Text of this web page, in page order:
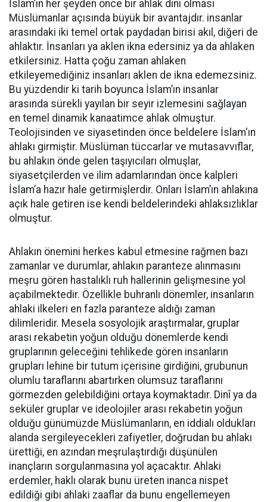
İslam’ın her şeyden önce bir ahlak dini olması
Müslümanlar açısında büyük bir avantajdır. insanlar
arasındaki iki temel ortak paydadan birisi akıl, diğeri de
ahlaktır. İnsanları ya aklen ikna edersiniz ya da ahlaken
etkilersiniz. Hatta çoğu zaman ahlaken
etkileyemediğiniz insanları aklen de ikna edemezsiniz.
Bu yüzdendir ki tarih boyunca İslam’ın insanlar
arasında sürekli yayılan bir seyir izlemesini sağlayan
en temel dinamik kanaatimce ahlak olmuştur.
Teolojisinden ve siyasetinden önce beldelere İslam'ın
ahlakı girmiştir. Müslüman tüccarlar ve mutasavvıflar,
bu ahlakın önde gelen taşıyıcıları olmuşlar,
siyasetçilerden ve ilim adamlarından önce kalpleri
İslam’a hazır hale getirmişlerdir. Onları İslam’ın ahlakına
açık hale getiren ise kendi beldelerindeki ahlaksızlıklar
olmuştur.
Ahlakın önemini herkes kabul etmesine rağmen bazı
zamanlar ve durumlar, ahlakın paranteze alınmasını
meşru gören hastalıklı ruh hallerinin gelişmesine yol
açabilmektedir. Özellikle buhranlı dönemler, insanların
ahlaki ilkeleri en fazla paranteze aldığı zaman
dilimleridir. Mesela sosyolojik araştırmalar, gruplar
arası rekabetin yoğun olduğu dönemlerde kendi
gruplarının geleceğini tehlikede gören insanların
grupları lehine bir tutum içerisine girdiğini, grubunun
olumlu taraflarını abartırken olumsuz taraflarını
görmezden gelebildiğini ortaya koymaktadır. Dinî ya da
seküler gruplar ve ideolojiler arası rekabetin yoğun
olduğu günümüzde Müslümanların, en iddialı oldukları
alanda sergileyecekleri zafiyetler, doğrudan bu ahlakı
ürettiği, en azından meşrulaştırdığı düşünülen
inançların sorgulanmasına yol açacaktır. Ahlaki
erdemler, haklı olarak bunu üreten inanca nispet
edildiği gibi ahlaki zaaflar da bunu engellemeyen